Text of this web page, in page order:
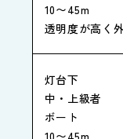
10〜45m
透明度が高く
灯台下
中・上級者
ボート
10〜45m